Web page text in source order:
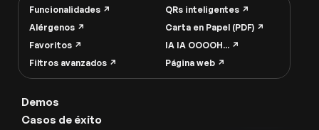
Funcionalidades ↗︎
Alérgenos ↗︎
Favoritos ↗︎
Filtros avanzados ↗︎
QRs inteligentes ↗︎
Carta en Papel (PDF) ↗︎
IA IA OOOOH... ↗︎
Página web ↗︎
Demos
Casos de éxito